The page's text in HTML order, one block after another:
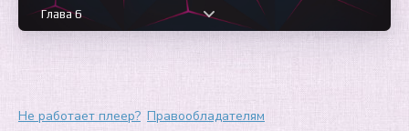
Глава 6
Не работает плеер? Правообладателям